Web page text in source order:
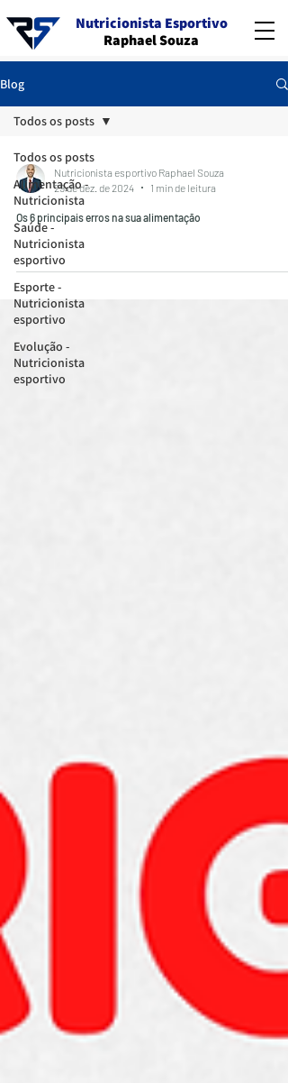
Nutricionista Esportivo
Raphael Souza
Blog
Todos os posts
Alimentação -
Nutricionista
Saúde -
Nutricionista
esportivo
Esporte -
Nutricionista
esportivo
Evolução -
Nutricionista
esportivo
Todos os posts
Nutricionista esportivo Raphael Souza
29 de dez. de 2024
1 min de leitura
Os 6 principais erros na sua alimentação